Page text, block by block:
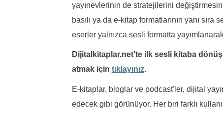
yayınevlerinin de stratejilerini
basılı ya da e-kitap formatlarının yanı
eserler yalnızca sesli formatta
Dijitalkitaplar.net’te ilk sesli kitaba
atmak için tıklayınız.
E-kitaplar, bloglar ve podcast'ler, dijital
edecek gibi görünüyor. Her biri farklı